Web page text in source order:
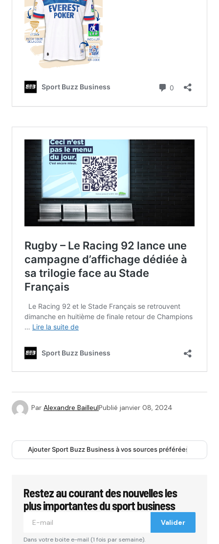
Par Alexandre BailleulPublié janvier 08, 2024
Ajouter Sport Buzz Business à vos sources préférées
Restez au courant des nouvelles les
plus importantes du sport business
Valider
Dans votre boite e-mail (1 fois par semaine).